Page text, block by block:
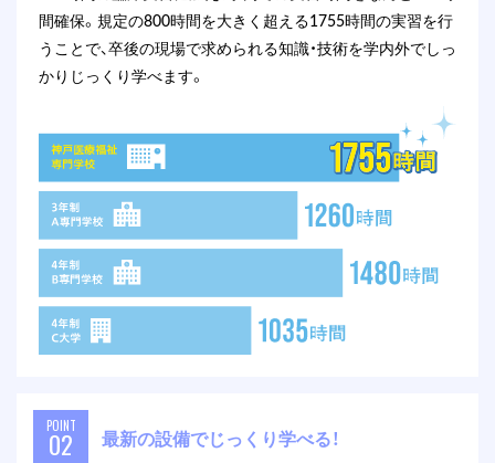
間確保。規定の800時間を大きく超える1755時間の実習を行
うことで、卒後の現場で求められる知識・技術を学内外でしっ
かりじっくり学べます。
POINT
02 最新の設備でじっくり学べる！